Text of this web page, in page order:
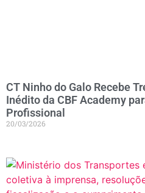
CT Ninho do Galo Recebe
Inédito da CBF Academy
Profissional
20/03/2026